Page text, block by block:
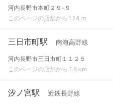
河内長野市本町２９-９
このページの店舗から 124 m
三日市町駅 南海高野線
河内長野市三日市町１１２５
このページの店舗から 1.6 km
汐ノ宮駅 近鉄長野線